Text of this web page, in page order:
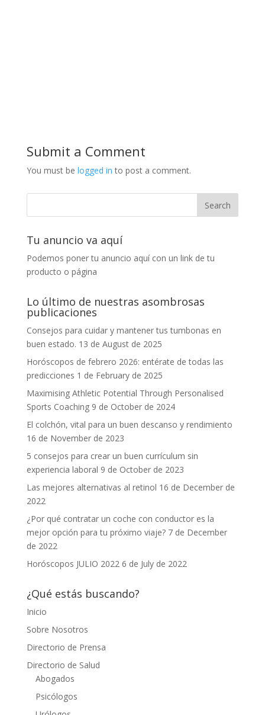
Submit a Comment
You must be logged in to post a comment.
Tu anuncio va aquí
Podemos poner tu anuncio aquí con un link de tu
producto o página
Lo último de nuestras asombrosas
publicaciones
Consejos para cuidar y mantener tus tumbonas en
buen estado. 13 de August de 2025
Horóscopos de febrero 2026: entérate de todas las
predicciones 1 de February de 2025
Maximising Athletic Potential Through Personalised
Sports Coaching 9 de October de 2024
El colchón, vital para un buen descanso y rendimiento
16 de November de 2023
5 consejos para crear un buen currículum sin
experiencia laboral 9 de October de 2023
Las mejores alternativas al retinol 16 de December de
2022
¿Por qué contratar un coche con conductor es la
mejor opción para tu próximo viaje? 7 de December
de 2022
Horóscopos JULIO 2022 6 de July de 2022
¿Qué estás buscando?
Inicio
Sobre Nosotros
Directorio de Prensa
Directorio de Salud
Abogados
Psicólogos